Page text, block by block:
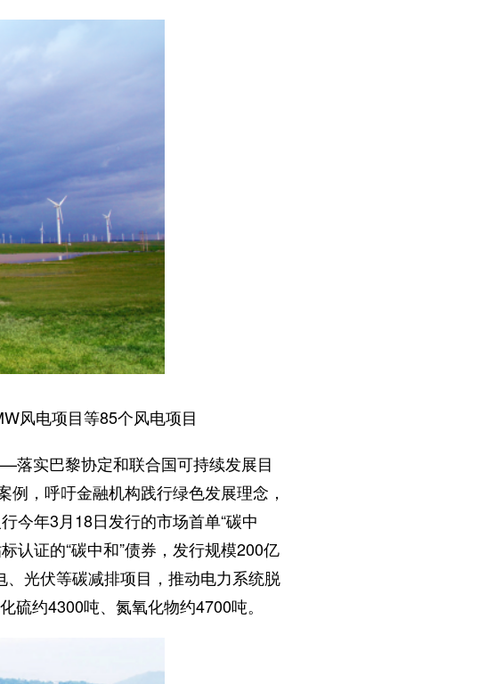
风电项目等85个风电项目
落实巴黎协定和联合国可持续发展目
例，呼吁金融机构践行绿色发展理念，
今年3月18日发行的市场首单“碳中
认证的“碳中和”债券，发行规模200亿
光伏等碳减排项目，推动电力系统脱
约4300吨、氮氧化物约4700吨。